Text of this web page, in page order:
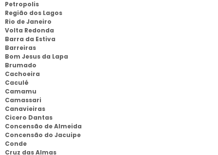
Petropolis
Região dos Lagos
Rio de Janeiro
Volta Redonda
Barra da Estiva
Barreiras
Bom Jesus da Lapa
Brumado
Cachoeira
Caculé
Camamu
Camassari
Canavieiras
Cicero Dantas
Concensão de Almeida
Concensão do Jacuipe
Conde
Cruz das Almas